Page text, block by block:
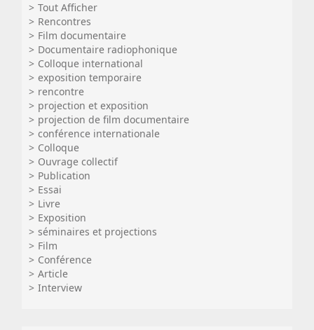
Tout Afficher
Rencontres
Film documentaire
Documentaire radiophonique
Colloque international
exposition temporaire
rencontre
projection et exposition
projection de film documentaire
conférence internationale
Colloque
Ouvrage collectif
Publication
Essai
Livre
Exposition
séminaires et projections
Film
Conférence
Article
Interview